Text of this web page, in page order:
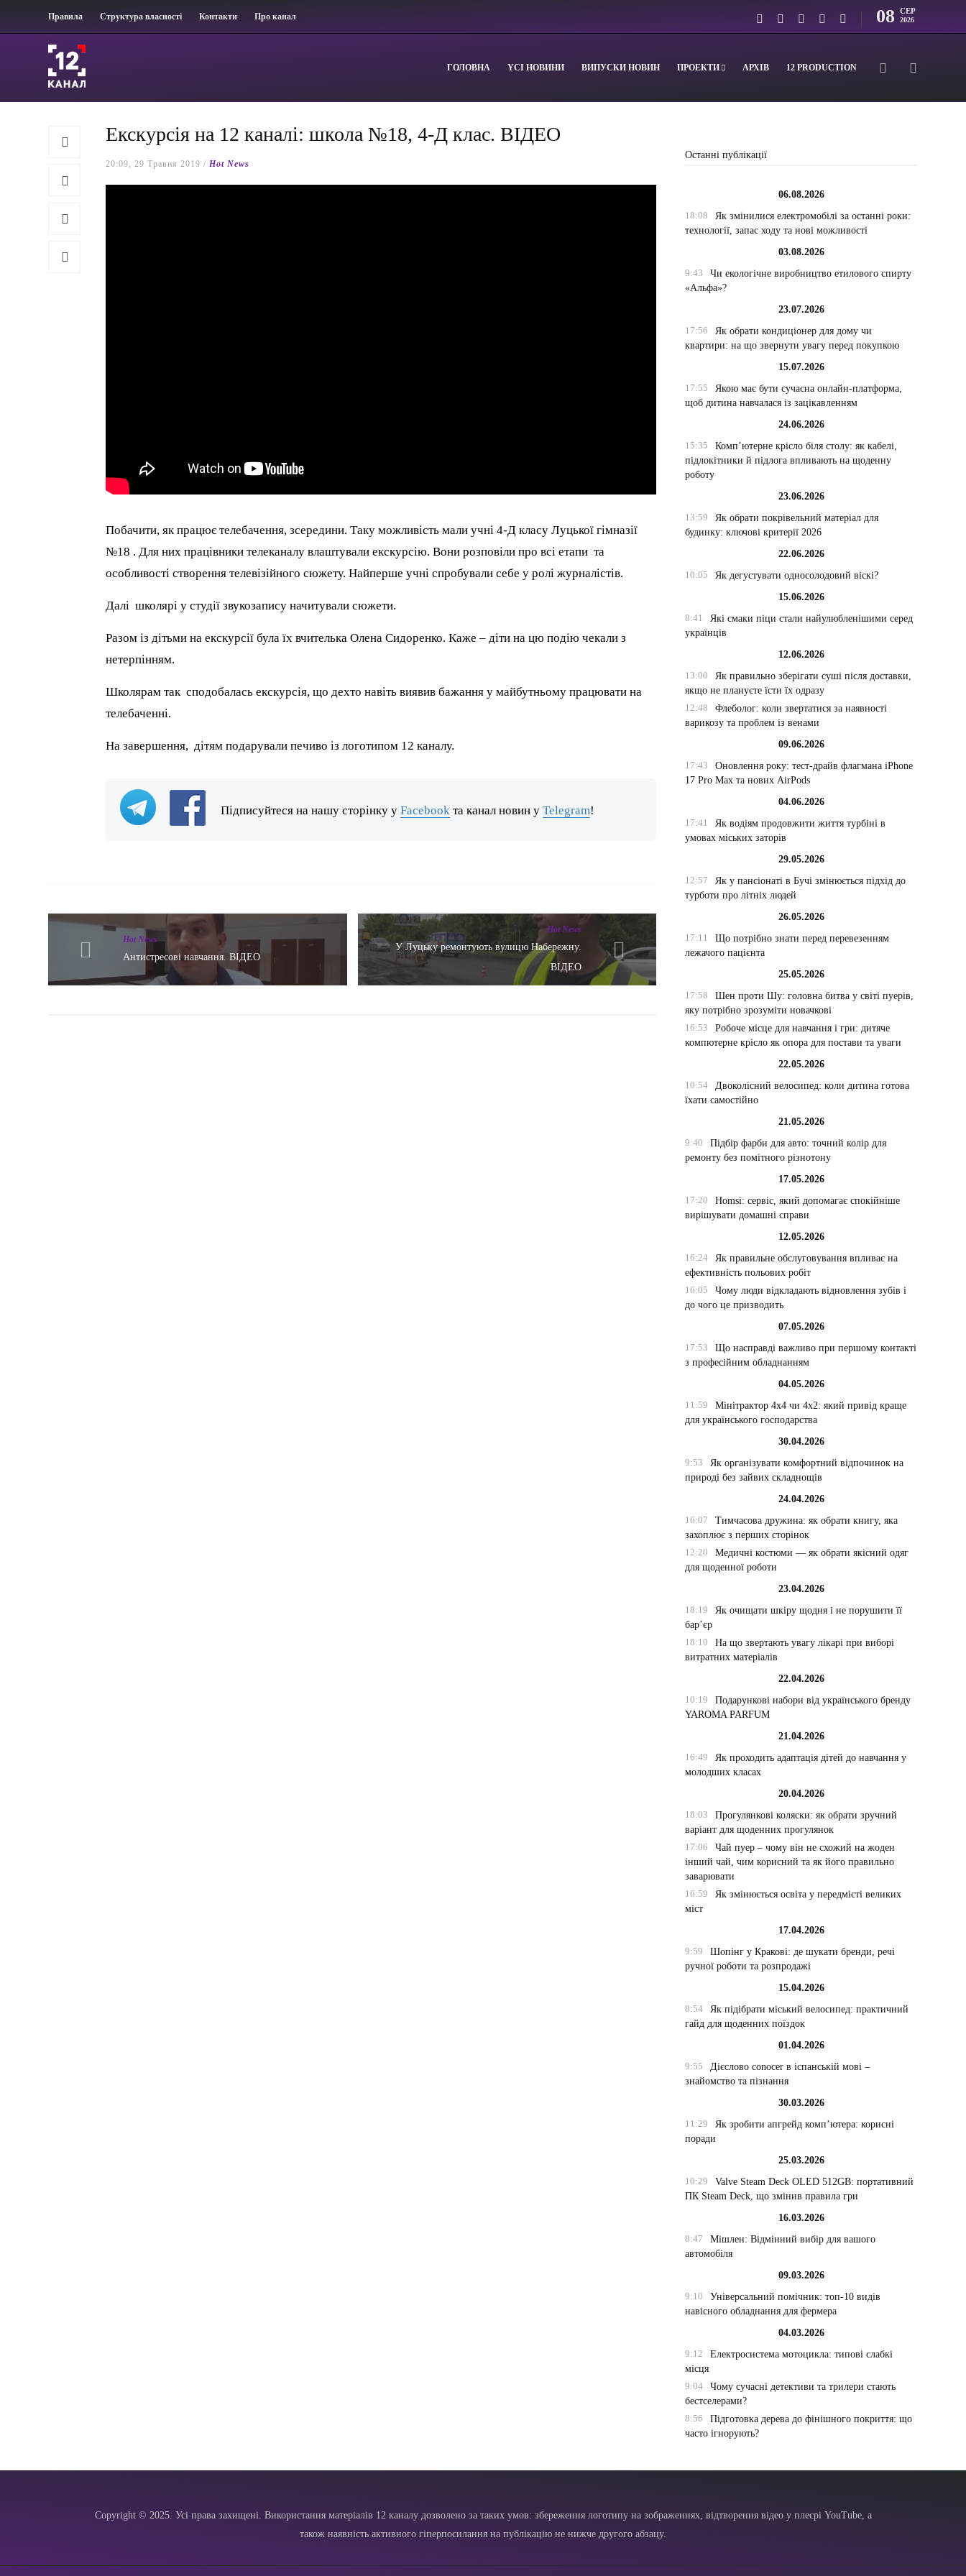
Правила Структура власності Контакти Про канал 08 СЕР
2026
ГОЛОВНА YСІ НОВИНИ ВИПУСКИ НОВИН ПРОЕКТИ АРХІВ 12 PRODUCTION
Екскурсія на 12 каналі: школа №18, 4-Д клас. ВІДЕО
20:09, 29 Травня 2019 /Hot News
Побачити, як працює телебачення, зсередини. Таку можливість мали учні 4-Д класу Луцької гімназії
№18 . Для них працівники телеканалу влаштували екскурсію. Вони розповіли про всі етапи та
особливості створення телевізійного сюжету. Найперше учні спробували себе у ролі журналістів.
Далі школярі у студії звукозапису начитували сюжети.
Разом із дітьми на екскурсії була їх вчителька Олена Сидоренко. Каже – діти на цю подію чекали з
нетерпінням.
Школярам так сподобалась екскурсія, що дехто навіть виявив бажання у майбутньому працювати на
телебаченні.
На завершення, дітям подарували печиво із логотипом 12 каналу.
Підписуйтеся на нашу сторінку уFacebook та канал новин уTelegram!
Hot News
Антистресові навчання. ВІДЕО
Hot News
У Луцьку ремонтують вулицю Набережну.
ВІДЕО
Останні публікації
06.08.2026
18:08
Як змінилися електромобілі за останні роки:
технології, запас ходу та нові можливості
03.08.2026
9:43
Чи екологічне виробництво етилового спирту
«Альфа»?
23.07.2026
17:56
Як обрати кондиціонер для дому чи
квартири: на що звернути увагу перед покупкою
15.07.2026
17:55
Якою має бути сучасна онлайн-платформа,
щоб дитина навчалася із зацікавленням
24.06.2026
15:35
Комп’ютерне крісло біля столу: як кабелі,
підлокітники й підлога впливають на щоденну
роботу
23.06.2026
13:59
Як обрати покрівельний матеріал для
будинку: ключові критерії 2026
22.06.2026
10:05
Як дегустувати односолодовий віскі?
15.06.2026
8:41
Які смаки піци стали найулюбленішими серед
українців
12.06.2026
13:00
Як правильно зберігати суші після доставки,
якщо не плануєте їсти їх одразу
12:48
Флеболог: коли звертатися за наявності
варикозу та проблем із венами
09.06.2026
17:43
Оновлення року: тест-драйв флагмана iPhone
17 Pro Max та нових AirPods
04.06.2026
17:41
Як водіям продовжити життя турбіні в
умовах міських заторів
29.05.2026
12:57
Як у пансіонаті в Бучі змінюється підхід до
турботи про літніх людей
26.05.2026
17:11
Що потрібно знати перед перевезенням
лежачого пацієнта
25.05.2026
17:58
Шен проти Шу: головна битва у світі пуерів,
яку потрібно зрозуміти новачкові
16:53
Робоче місце для навчання і гри: дитяче
компютерне крісло як опора для постави та уваги
22.05.2026
10:54
Двоколісний велосипед: коли дитина готова
їхати самостійно
21.05.2026
9:40
Підбір фарби для авто: точний колір для
ремонту без помітного різнотону
17.05.2026
17:20
Homsi: сервіс, який допомагає спокійніше
вирішувати домашні справи
12.05.2026
16:24
Як правильне обслуговування впливає на
ефективність польових робіт
16:05
Чому люди відкладають відновлення зубів і
до чого це призводить
07.05.2026
17:53
Що насправді важливо при першому контакті
з професійним обладнанням
04.05.2026
11:59
Мінітрактор 4х4 чи 4х2: який привід краще
для українського господарства
30.04.2026
9:53
Як організувати комфортний відпочинок на
природі без зайвих складнощів
24.04.2026
16:07
Тимчасова дружина: як обрати книгу, яка
захоплює з перших сторінок
12:20
Медичні костюми — як обрати якісний одяг
для щоденної роботи
23.04.2026
18:19
Як очищати шкіру щодня і не порушити її
бар’єр
18:10
На що звертають увагу лікарі при виборі
витратних матеріалів
22.04.2026
10:19
Подарункові набори від українського бренду
YAROMA PARFUM
21.04.2026
16:49
Як проходить адаптація дітей до навчання у
молодших класах
20.04.2026
18:03
Прогулянкові коляски: як обрати зручний
варіант для щоденних прогулянок
17:06
Чай пуер – чому він не схожий на жоден
інший чай, чим корисний та як його правильно
заварювати
16:59
Як змінюється освіта у передмісті великих
міст
17.04.2026
9:59
Шопінг у Кракові: де шукати бренди, речі
ручної роботи та розпродажі
15.04.2026
8:54
Як підібрати міський велосипед: практичний
гайд для щоденних поїздок
01.04.2026
9:55
Дієслово conocer в іспанській мові –
знайомство та пізнання
30.03.2026
11:29
Як зробити апгрейд комп’ютера: корисні
поради
25.03.2026
10:29
Valve Steam Deck OLED 512GB: портативний
ПК Steam Deck, що змінив правила гри
16.03.2026
8:47
Мішлен: Відмінний вибір для вашого
автомобіля
09.03.2026
9:10
Універсальний помічник: топ-10 видів
навісного обладнання для фермера
04.03.2026
9:12
Електросистема мотоцикла: типові слабкі
місця
9:04
Чому сучасні детективи та трилери стають
бестселерами?
8:56
Підготовка дерева до фінішного покриття: що
часто ігнорують?
Copyright © 2025. Усі права захищені. Використання матеріалів 12 каналу дозволено за таких умов: збереження логотипу на зображеннях, відтворення відео у плеєрі YouTube, а
також наявність активного гіперпосилання на публікацію не нижче другого абзацу.